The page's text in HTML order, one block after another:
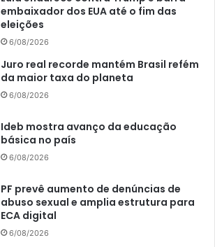
embaixador dos EUA até o fim das
eleições
6/08/2026
Juro real recorde mantém Brasil refém
da maior taxa do planeta
6/08/2026
Ideb mostra avanço da educação
básica no país
6/08/2026
PF prevê aumento de denúncias de
abuso sexual e amplia estrutura para
ECA digital
6/08/2026